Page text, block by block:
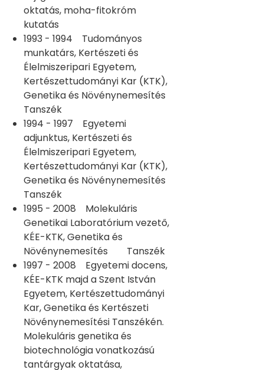
oktatás, moha-fitokróm
kutatás
1993 - 1994 Tudományos
munkatárs, Kertészeti és
Élelmiszeripari Egyetem,
Kertészettudományi Kar (KTK),
Genetika és Növénynemesítés
Tanszék
1994 - 1997 Egyetemi
adjunktus, Kertészeti és
Élelmiszeripari Egyetem,
Kertészettudományi Kar (KTK),
Genetika és Növénynemesítés
Tanszék
1995 - 2008 Molekuláris
Genetikai Laboratórium vezető,
KÉE-KTK, Genetika és
Növénynemesítés Tanszék
1997 - 2008 Egyetemi docens,
KÉE-KTK majd a Szent István
Egyetem, Kertészettudományi
Kar, Genetika és Kertészeti
Növénynemesítési Tanszékén.
Molekuláris genetika és
biotechnológia vonatkozású
tantárgyak oktatása,